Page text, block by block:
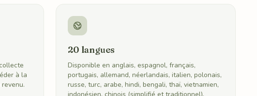
à la
20 langues
Disponible en anglais, espagnol, français,
portugais, allemand, néerlandais, italien, polonais,
russe, turc, arabe, hindi, bengali, thaï, vietnamien,